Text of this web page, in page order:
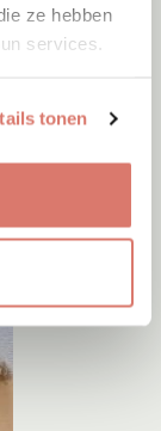
ze hebben
services.
tonen